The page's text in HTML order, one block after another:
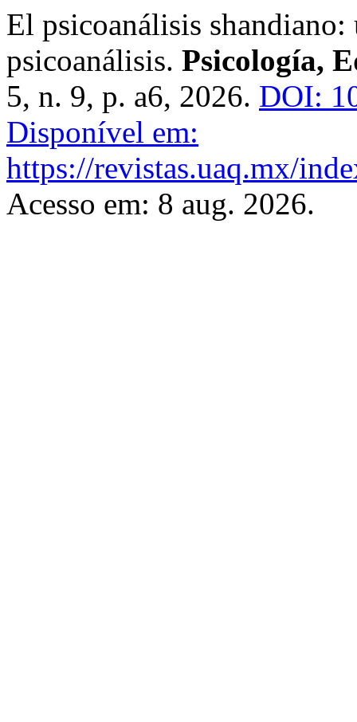
El psicoanálisis
psicoanálisis. Psicología,
5, n. 9, p. a6, 2026. DOI:
Disponível em:
https://revistas.uaq.mx/
Acesso em: 8 aug. 2026.